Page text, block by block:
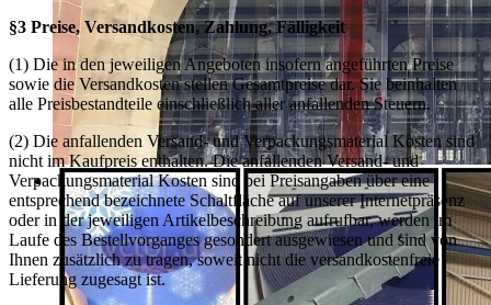
§3 Preise, Versandkosten, Zahlung, Fälligkeit
(1) Die in den jeweiligen Angeboten insofern angeführten Preise
sowie die Versandkosten stellen Gesamtpreise dar. Sie beinhalten
alle Preisbestandteile einschließlich aller anfallenden Steuern.
(2) Die anfallenden Versand- und Verpackungsmaterial Kosten sind
nicht im Kaufpreis enthalten. Die anfallenden Versand- und
Verpackungsmaterial Kosten sind bei Preisangaben über eine
entsprechend bezeichnete Schaltfläche auf unserer Internetpräsenz
oder in der jeweiligen Artikelbeschreibung aufrufbar, werden im
Laufe des Bestellvorganges gesondert ausgewiesen und sind von
Ihnen zusätzlich zu tragen, soweit nicht die versandkostenfreie
Lieferung zugesagt ist.